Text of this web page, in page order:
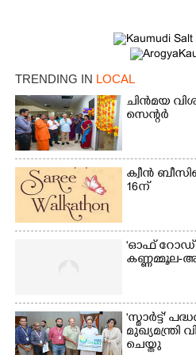
TRENDING IN LOCAL
ചിൻമയ
സെന്റർ
ക്വീൻ
16ന്
'ഓഫ് റോഡ്
കണ്ണമ്മൂല-
'സ്മാർട്ട്'
മുഖ്യമന്ത്രി
ചെയ്തു